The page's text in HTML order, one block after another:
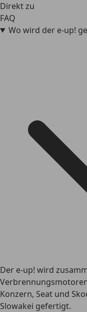
Direkt zu
FAQ
Wo wird der e-up!
Der e-up! wird
Konzern, Seat und
Slowakei gefertigt.